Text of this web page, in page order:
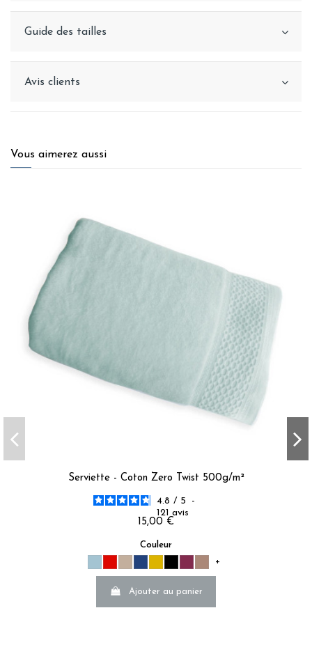
Guide des tailles
Avis clients
Vous aimerez aussi
Serviette - Coton Zero Twist 500g/m²
4.8 / 5
-
121 avis
15,00 €
Couleur
+
Ajouter au panier